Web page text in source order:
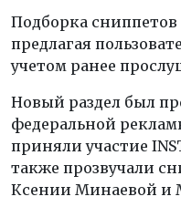
Подборка
предлагая
учетом ранее
Новый раздел был
федеральной
приняли участие
также прозвучали
Ксении Минаевой и